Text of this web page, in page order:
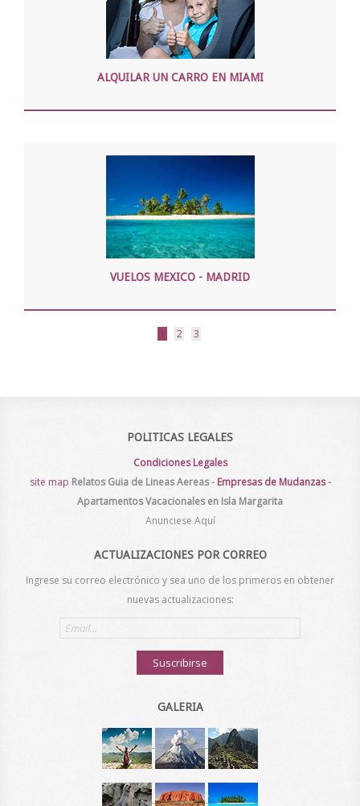
ALQUILAR UN CARRO EN MIAMI
VUELOS MEXICO - MADRID
1 2 3
POLITICAS LEGALES
Condiciones Legales
site map Relatos Guia de Lineas Aereas- Empresas de Mudanzas-
Apartamentos Vacacionales en Isla Margarita
Anunciese Aquí
ACTUALIZACIONES POR CORREO
Ingrese su correo electrónico y sea uno de los primeros en obtener
nuevas actualizaciones:
Email
address
Suscribirse
GALERIA
- -
- -